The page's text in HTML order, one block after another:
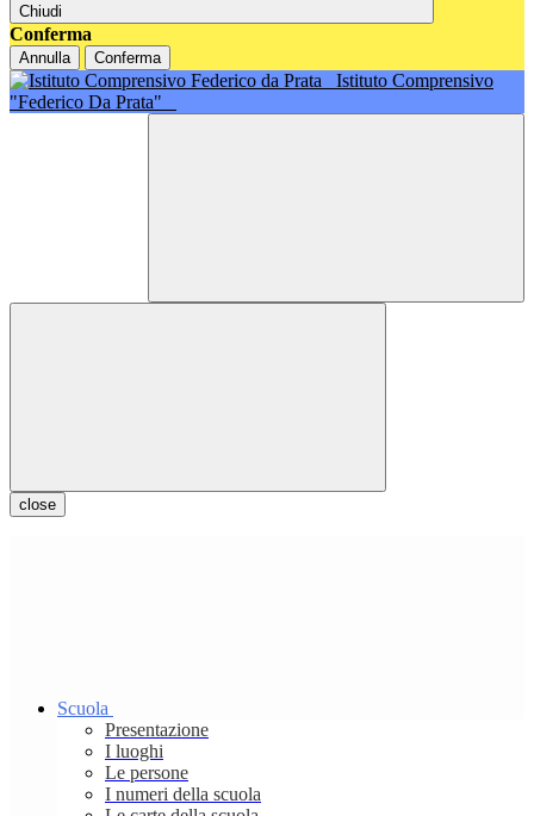
Chiudi
Conferma
Annulla Conferma
Istituto Comprensivo
"Federico Da Prata"
close
Scuola
Presentazione
I luoghi
Le persone
I numeri della scuola